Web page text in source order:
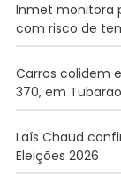
Inmet monitora
com risco de
Carros colidem
370, em Tubarão
Laís Chaud
Eleições 2026